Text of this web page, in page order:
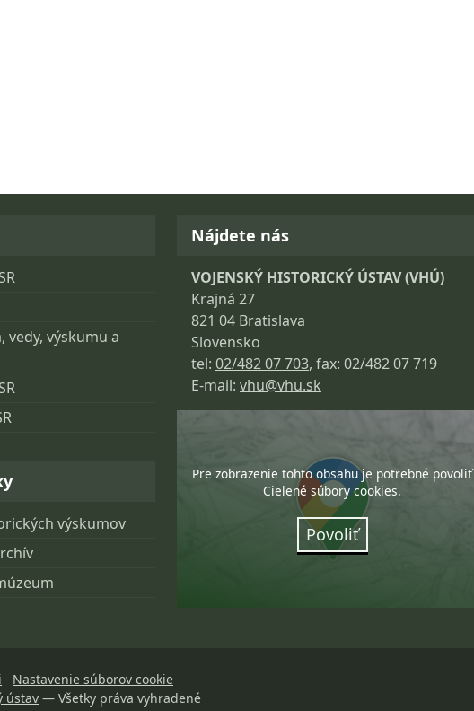
vedy, výskumu a
výskumov
Nájdete nás
VOJENSKÝ HISTORICKÝ ÚSTAV (VHÚ)
Krajná 27
821 04 Bratislava
Slovensko
tel: 02/482 07 703, fax: 02/482 07 719
E-mail: vhu@vhu.sk
Pre zobrazenie tohto obsahu je potrebné povoliť
Cielené súbory cookies.
Povoliť
Nastavenie súborov cookie
ústav — Všetky práva vyhradené